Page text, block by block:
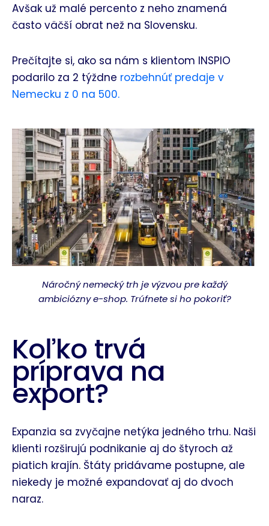
Avšak už malé percento z neho znamená
často väčší obrat než na Slovensku.
Prečítajte si, ako sa nám s klientom INSPIO
podarilo za 2 týždne rozbehnúť predaje v
Nemecku z 0 na 500.
Náročný nemecký trh je výzvou pre každý
ambiciózny e-shop. Trúfnete si ho pokoriť?
Koľko trvá
príprava na
export?
Expanzia sa zvyčajne netýka jedného trhu. Naši
klienti rozširujú podnikanie aj do štyroch až
piatich krajín. Štáty pridávame postupne, ale
niekedy je možné expandovať aj do dvoch
naraz.